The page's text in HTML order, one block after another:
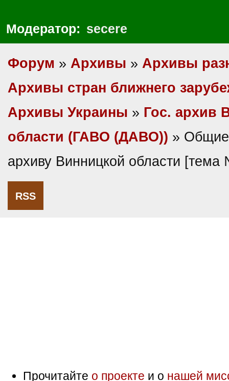
Модератор: secere
Форум » Архивы » Архивы
Архивы стран ближнего
Архивы Украины » Гос. архив
области (ГАВО (ДАВО)) »
архиву Винницкой области
RSS
Прочитайте о проекте и о нашей